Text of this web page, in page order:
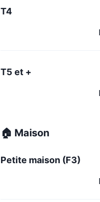
T4
T5 et +
🏠 Maison
Petite maison (F3)